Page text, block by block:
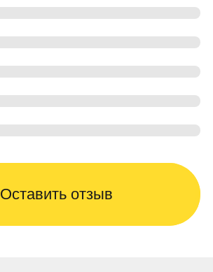
Оставить отзыв